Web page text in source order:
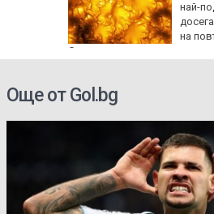
най-
на
Слънцето
Още от Gol.bg